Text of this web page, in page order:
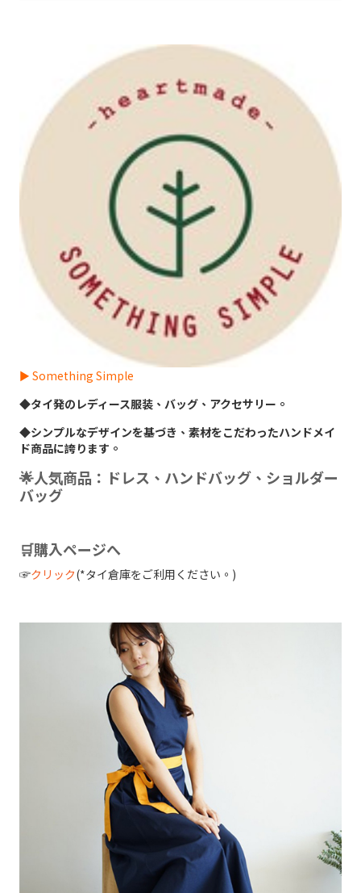
► Something Simple
◆タイ発のレディース服装、バッグ、アクセサリー。
◆シンプルなデザインを基づき、素材をこだわったハンドメイ
ド商品に誇ります。
🌟人気商品：ドレス、ハンドバッグ、ショルダー
バッグ
🛒購入ページへ
☞クリック(*タイ倉庫をご利用ください。)